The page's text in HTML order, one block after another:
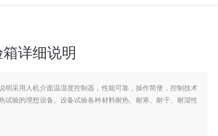
详细说明
明采用人机介面温湿度控制器，性能可靠，操作简便，控制技术
试验的理想设备。设备试验各种材料耐热、耐寒、耐干、耐湿性